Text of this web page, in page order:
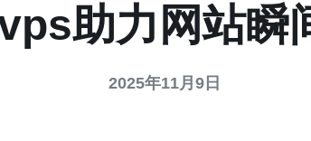
助力网站瞬
2025年11月9日